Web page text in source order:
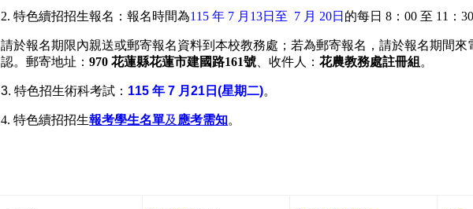
2.特色續招招生報名 ：報名時間為115 年 7 月13日至 7 月 20日 的每日 8：00 至 11：30
請於報名期限內親送或郵寄報名資料到本校教務處；若為郵寄報名，請於報名期間來
認。郵寄地址：970 花蓮縣花蓮市建國路161號 、收件人：花農教務處註冊組 。
3. 特色招生術科考試： 115 年 7 月21日(星期二)。
4.特色續招招生報考學生名單及 應考需知。